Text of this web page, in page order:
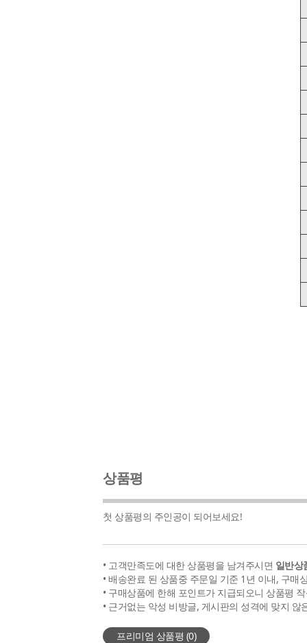
상품평
첫 상품평의 주인공이 되어보세요!
• 고객만족도에 대한 상품평을 남겨주시면 일반상
• 배송완료 된 상품중 주문일 기준 1년 이내, 구매
• 구매상품에 한해 포인트가 지급되오니 상품평
• 근거없는 악성 비방글, 게시판의 성격에 맞지
프리미엄 상품평 (0)